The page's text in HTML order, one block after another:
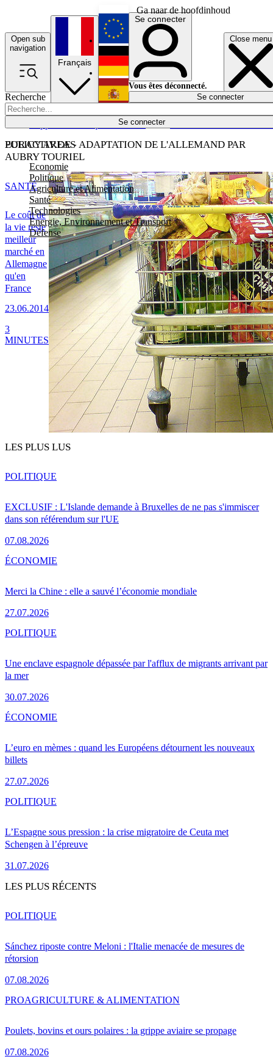
Ga naar de hoofdinhoud
Open sub
navigation
Close menu
Recherche
Se connecter
POLICY AREAS
Economie
Politique
Agriculture et Alimentation
Santé
Technologies
Energie, Environnement et Transport
Défense
Économie
Français
English
Deutsch
Español
Se connecter
Vous êtes déconnecté.
Se connecter
EURACTIV.DE - ADAPTATION DE L'ALLEMAND PAR
AUBRY TOURIEL
Le coût de
la vie reste
meilleur
marché en
Allemagne
qu'en
France
23.06.2014
SANTÉ
3
MINUTES
LES PLUS LUS
EXCLUSIF : L'Islande demande à Bruxelles de ne pas s'immiscer
dans son référendum sur l'UE
07.08.2026
POLITIQUE
Merci la Chine : elle a sauvé l’économie mondiale
27.07.2026
ÉCONOMIE
Une enclave espagnole dépassée par l'afflux de migrants arrivant par
la mer
30.07.2026
POLITIQUE
L’euro en mèmes : quand les Européens détournent les nouveaux
billets
27.07.2026
ÉCONOMIE
L’Espagne sous pression : la crise migratoire de Ceuta met
Schengen à l’épreuve
31.07.2026
POLITIQUE
LES PLUS RÉCENTS
Sánchez riposte contre Meloni : l'Italie menacée de mesures de
rétorsion
07.08.2026
POLITIQUE
Poulets, bovins et ours polaires : la grippe aviaire se propage
07.08.2026
PROAGRICULTURE & ALIMENTATION